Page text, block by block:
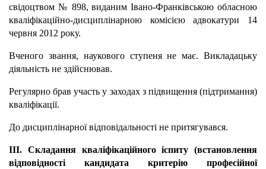
свідоцтвом № 898, виданим Івано-Франківською обласною
кваліфікаційно-дисциплінарною комісією адвокатури 14
червня 2012 року.
Вченого звання, наукового ступеня не має. Викладацьку
діяльність не здійснював.
Регулярно брав участь у заходах з підвищення (підтримання)
кваліфікації.
До дисциплінарної відповідальності не притягувався.
ІІІ. Складання кваліфікаційного іспиту (встановлення
відповідності кандидата критерію професійної